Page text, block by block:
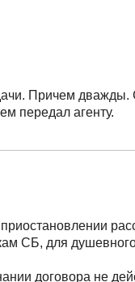
Причем дважды.
передал агенту.
СБ, для
договора не